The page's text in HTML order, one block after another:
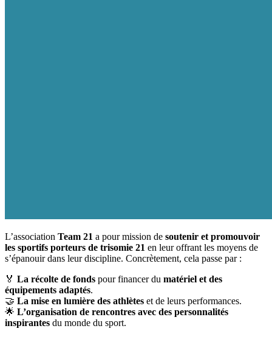
L’association Team 21 a pour mission de soutenir et promouvoir
les sportifs porteurs de trisomie 21 en leur offrant les moyens de
s’épanouir dans leur discipline. Concrètement, cela passe par :
🏅 La récolte de fonds pour financer du matériel et des
équipements adaptés.
🤝 La mise en lumière des athlètes et de leurs performances.
🌟 L’organisation de rencontres avec des personnalités
inspirantes du monde du sport.